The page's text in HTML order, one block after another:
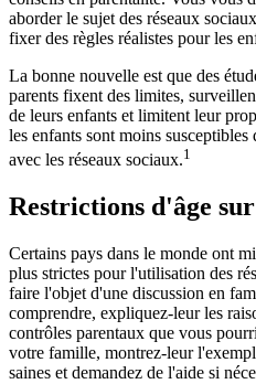
aborder le sujet des réseaux
fixer des règles réalistes pour les
La bonne nouvelle est que des
parents fixent des limites,
de leurs enfants et limitent leur
les enfants sont moins
avec les réseaux sociaux.1
Restrictions d'âge
Certains pays dans le monde ont
plus strictes pour l'utilisation des
faire l'objet d'une discussion en
comprendre, expliquez-leur les
contrôles parentaux que vous
votre famille, montrez-leur
saines et demandez de l'aide si